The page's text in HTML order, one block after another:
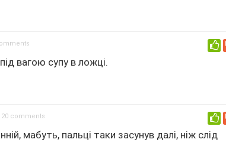
0
вагою супу в ложці.
20 comments 0
мабуть, пальці таки засунув далі, ніж слід